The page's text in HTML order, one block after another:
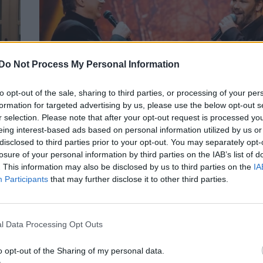
Do Not Process My Personal Information
opt-out of the sale, sharing to third parties, or processing of your
for targeted advertising by us, please use the below opt-out
selection. Please note that after your opt-out request is processed
interest-based ads based on personal information utilized by us
to third parties prior to your opt-out. You may separately
of your personal information by third parties on the IAB’s list of
This information may also be disclosed by us to third parties on the
Participants that may further disclose it to other third parties.
Data Processing Opt Outs
opt-out of the Sharing of my personal data.
Γιώργος Σαμπάνης – Νίκος Μακρόπουλος:
Closing party στον Βοτανικό 8 και 9
CELEBRITIES